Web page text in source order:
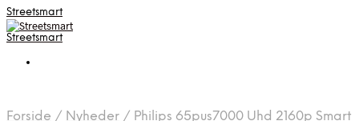
Streetsmart
Streetsmart
Forside / Nyheder / Philips 65pus7000 Uhd 2160p Smart